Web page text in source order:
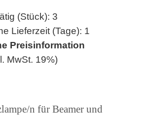
(Stück): 3
Lieferzeit (Tage): 1
Preisinformation
MwSt. 19%)
n für Beamer und